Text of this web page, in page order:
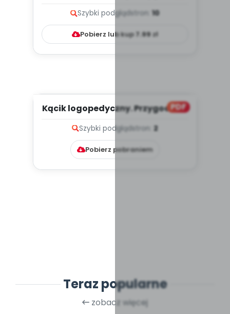
Szybki podgląd stron: 10
Pobierz lub kup 7.99 zł
PDF
Kącik logopedyczny. Przygoda ze
Szybki podglądstron: 2
Pobierz pobraniem
Teraz popularne
zobacz więcej